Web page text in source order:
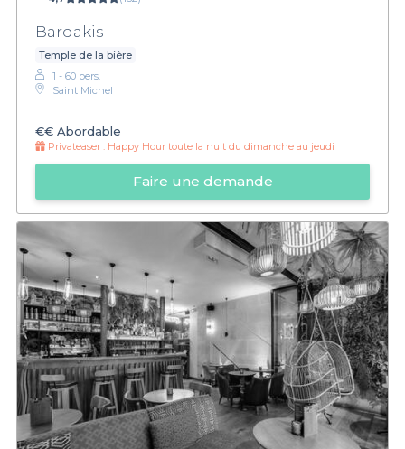
Bardakis
Temple de la bière
1 - 60 pers.
Saint Michel
€€ Abordable
Privateaser : Happy Hour toute la nuit du dimanche au jeudi
Faire une demande